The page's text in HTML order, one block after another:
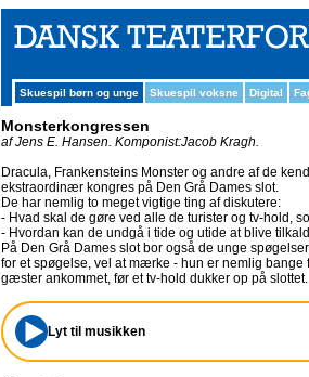
Skuespil børn og unge Skuespil voksne Digital
Monsterkongressen
af Jens E. Hansen. Komponist:Jacob Kragh.
Dracula, Frankensteins Monster og andre af de
ekstraordinær kongres på Den Grå Dames slot.
De har nemlig to meget vigtige ting af diskutere:
- Hvad skal de gøre ved alle de turister og tv-hold,
- Hvordan kan de undgå i tide og utide at blive
På Den Grå Dames slot bor også de unge
for et spøgelse, vel at mærke - hun er nemlig
gæster ankommet, før et tv-hold dukker op på slottet.
Lyt til musikken